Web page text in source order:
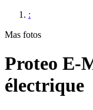
:
Mas fotos
Proteo E-
électrique